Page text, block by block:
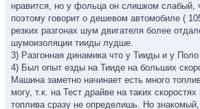
нравится, но у фольца он слишком слабый,
поэтому говорит о дешевом автомобиле (
резких разгонах шум двигателя более
шумоизоляции тииды лудше.
3) Разгонная динамика что у Тииды и у
4) Был опыт езды на Тииде на больших
Машина заметно начинает есть много
могу, т.к. на Тест драйве на таких
топлива сразу не определишь. Но